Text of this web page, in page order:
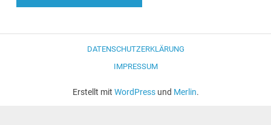
DATENSCHUTZERKLÄRUNG
IMPRESSUM
Erstellt mit WordPressund Merlin.